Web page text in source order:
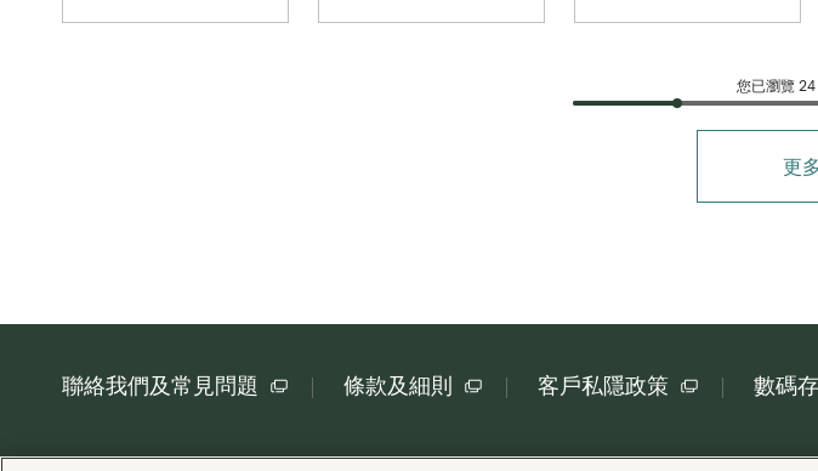
您已瀏覽
更
聯絡我們及常見問題 條款及細則 客戶私隱政策 數碼